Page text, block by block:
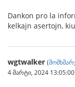
Dankon pro la
kelkajn asertojn,
wgtwalker (
4 მარტი, 2024 13:05:00